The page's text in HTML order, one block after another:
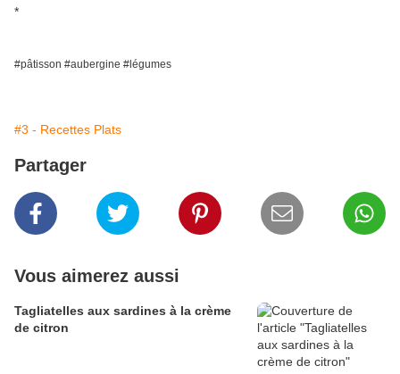
*
#pâtisson #aubergine #légumes
#3 - Recettes Plats
Partager
Vous aimerez aussi
Tagliatelles aux sardines à la crème
de citron